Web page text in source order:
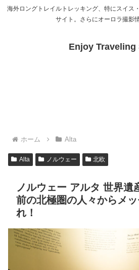
海外ロングトレイルトレッキング、特にスイス
サイト。さらにオーロラ撮影
Enjoy Traveling
ホーム Alta
Alta ノルウェー 北欧
ノルウェー アルタ 世界遺
前の北極圏の人々からメ
れ！